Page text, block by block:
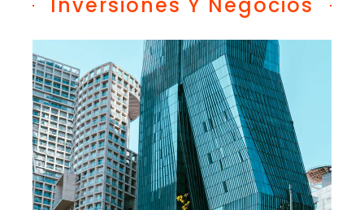
Inversiones Y Negocios